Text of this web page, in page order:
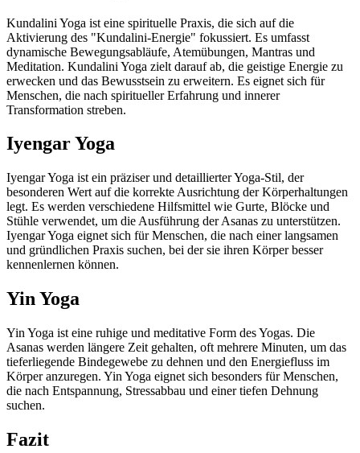
Kundalini Yoga ist eine spirituelle Praxis, die sich auf die
Aktivierung des "Kundalini-Energie" fokussiert. Es umfasst
dynamische Bewegungsabläufe, Atemübungen, Mantras und
Meditation. Kundalini Yoga zielt darauf ab, die geistige Energie zu
erwecken und das Bewusstsein zu erweitern. Es eignet sich für
Menschen, die nach spiritueller Erfahrung und innerer
Transformation streben.
Iyengar Yoga
Iyengar Yoga ist ein präziser und detaillierter Yoga-Stil, der
besonderen Wert auf die korrekte Ausrichtung der Körperhaltungen
legt. Es werden verschiedene Hilfsmittel wie Gurte, Blöcke und
Stühle verwendet, um die Ausführung der Asanas zu unterstützen.
Iyengar Yoga eignet sich für Menschen, die nach einer langsamen
und gründlichen Praxis suchen, bei der sie ihren Körper besser
kennenlernen können.
Yin Yoga
Yin Yoga ist eine ruhige und meditative Form des Yogas. Die
Asanas werden längere Zeit gehalten, oft mehrere Minuten, um das
tieferliegende Bindegewebe zu dehnen und den Energiefluss im
Körper anzuregen. Yin Yoga eignet sich besonders für Menschen,
die nach Entspannung, Stressabbau und einer tiefen Dehnung
suchen.
Fazit